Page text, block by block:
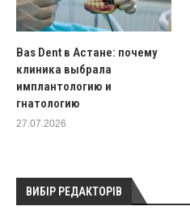
Bas Dent в Астане: почему
клиника выбрала
имплантологию и
гнатологию
27.07.2026
ВИБІР РЕДАКТОРІВ